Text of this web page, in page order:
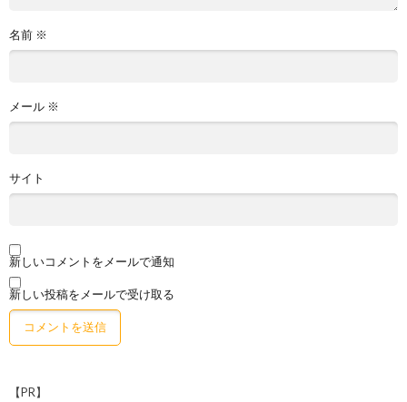
名前 ※
メール ※
サイト
新しいコメントをメールで通知
新しい投稿をメールで受け取る
【PR】